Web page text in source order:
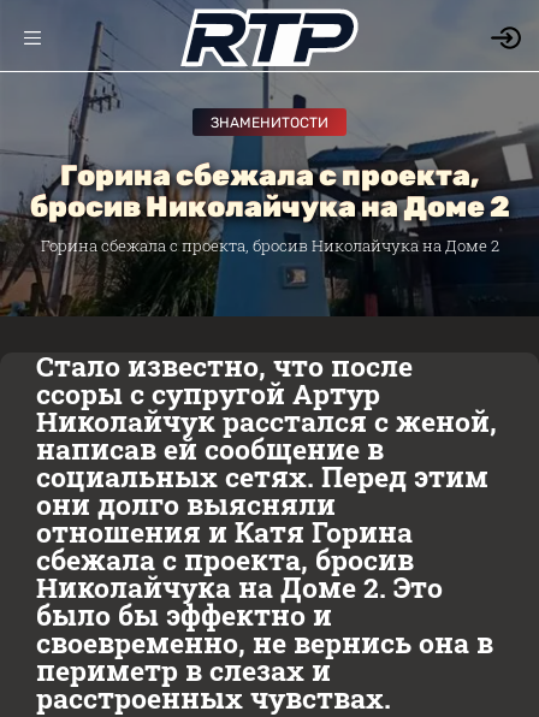
ЗНАМЕНИТОСТИ
Горина сбежала с проекта,
бросив Николайчука на Доме 2
Горина сбежала с проекта, бросив Николайчука на Доме 2
Стало известно, что после
ссоры с супругой Артур
Николайчук расстался с женой,
написав ей сообщение в
социальных сетях. Перед этим
они долго выясняли
отношения и Катя Горина
сбежала с проекта, бросив
Николайчука на Доме 2. Это
было бы эффектно и
своевременно, не вернись она в
периметр в слезах и
расстроенных чувствах.